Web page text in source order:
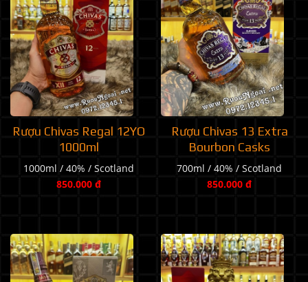
Rượu Chivas Regal 12YO
1000ml
1000ml / 40% / Scotland
850.000 đ
Rượu Chivas 13 Extra
Bourbon Casks
700ml / 40% / Scotland
850.000 đ